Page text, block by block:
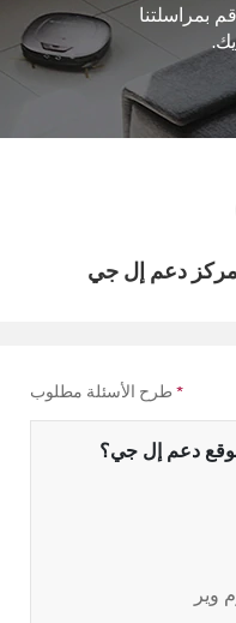
بمراسلتنا
مركز دعم إل جي
* طرح الأسئلة مطلوب
دعم إل جي؟
وير